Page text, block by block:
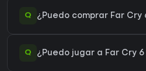
Q ¿Puedo comprar Far Cry
Q ¿Puedo jugar a Far Cry